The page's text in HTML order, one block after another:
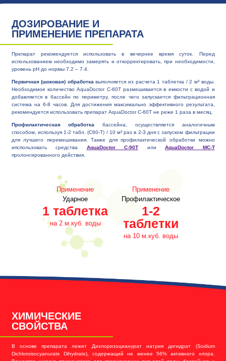
ДОЗИРОВАНИЕ И
ПРИМЕНЕНИЕ ПРЕПАРАТА
Препарат рекомендуется использовать в вечернее время суток. Перед
использованием необходимо замерять и откорректировать, при необходимости,
уровень рН до нормы 7.2 – 7.4.
Первичная (шоковая) обработка выполняется из расчета 1 таблетка / 2 м³ воды.
Необходимое количество AquaDoctor C-60T размешивается в емкости с водой и
добавляется в бассейн по периметру, после чего запускается фильтрационная
система на 6-8 часов. Для достижения максимально эффективного результата,
рекомендуется использовать препарат AquaDoctor C-60T не реже 1 раза в месяц.
Профилактическая обработка
бассейна, осуществляется аналогичным
способом, используя 1-2 табл. (C60-T) / 10 м³ раз в 2-3 дня с запуском фильтрации
для лучшего перемешивания. Также для профилактической обработки можно
ипспользовать средства AquaDoctor С-90T или AquaDoctor MC-T
пролонгированного действия.
Применение
Ударное
1 таблетка
на 2 м.куб. воды
Применение
Профилактическое
1-2
таблетки
на 10 м.куб. воды
ХИМИЧЕСКИЕ
СВОЙСТВА
В основе препарата лежит Дихлоризоцианурат натрия дигидрат (Sodium
Dichloroisocyanurate Dihydrate), содержащий не менее 56% активного хлора.